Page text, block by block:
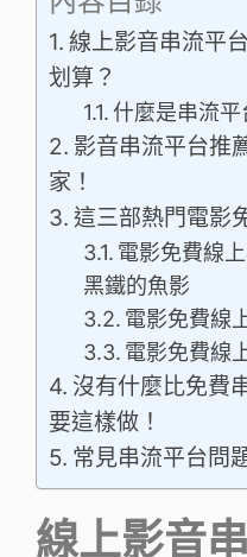
線上影音串流平
划算？
什麼是串流平
影音串流平台推
家！
這三部熱門電影
電影免費線
黑鐵的魚影
電影免費線
電影免費線
沒有什麼比免費
要這樣做！
常見串流平台問
線上影音